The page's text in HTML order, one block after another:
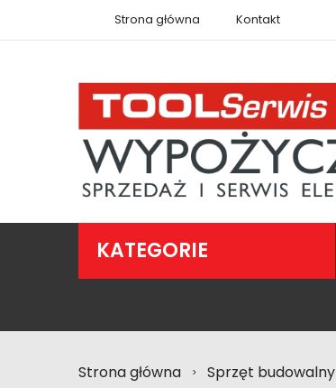
Strona główna Kontakt
KATEGORIE
Strona główna > Sprzęt budowalny